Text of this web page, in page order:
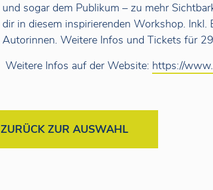
und sogar dem Publikum – zu mehr
dir in diesem inspirierenden Workshop.
Autorinnen. Weitere Infos und Tickets für
Weitere Infos auf der Website: https://
ZURÜCK ZUR AUSWAHL